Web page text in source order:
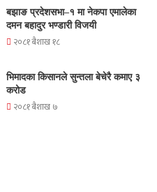
बझाङ प्रदेशसभा–१ मा नेकपा एमालेका
दमन बहादुर भण्डारी विजयी
२०८१ बैशाख १८
भिमादका किसानले सुन्तला बेचेरै कमाए ३
करोड
२०८१ बैशाख ७